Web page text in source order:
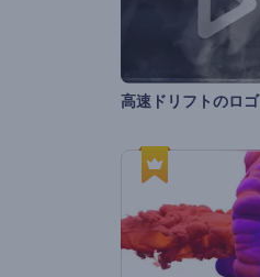
高速ドリフトのロゴ